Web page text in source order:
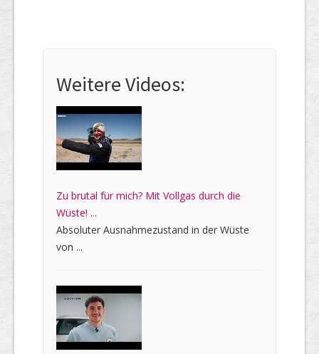
Weitere Videos:
Zu brutal für mich? Mit Vollgas durch die
Wüste! ...
Absoluter Ausnahmezustand in der Wüste
von ...